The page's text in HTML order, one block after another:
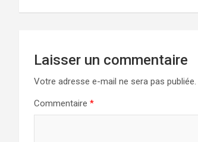
l’article
Laisser un commentaire
Votre adresse e-mail ne sera pas publiée.
Commentaire *